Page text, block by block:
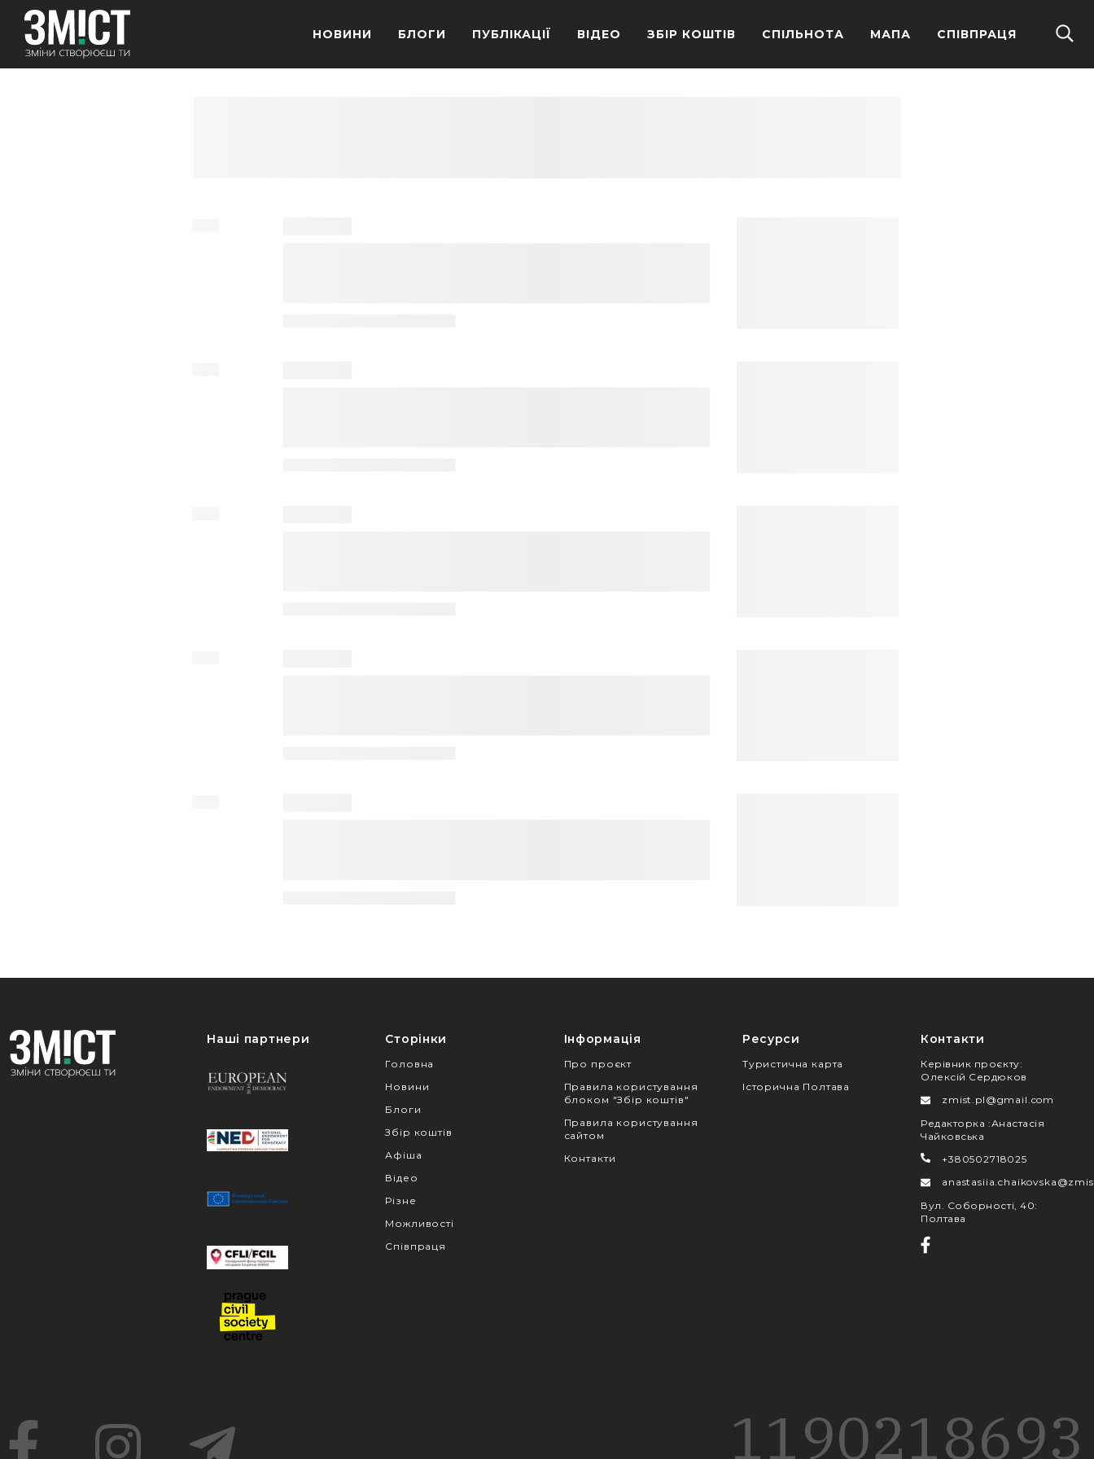
НОВИНИ БЛОГИ ПУБЛІКАЦІЇ ВІДЕО ЗБІР КОШТІВ СПІЛЬНОТА МАПА СПІВПРАЦЯ
Наші партнери Сторінки
Головна
Новини
Блоги
Збір коштів
Афіша
Відео
Різне
Можливості
Співпраця
Інформація
Про проєкт
Правила користування
блоком "Збір коштів"
Правила користування
сайтом
Контакти
Ресурси
Туристична карта
Історична Полтава
Контакти
Керівник проєкту:
Олексій Сердюков
zmist.pl@gmail.com
Редакторка :Анастасія
Чайковська
+380502718025
Вул. Соборності, 40:
Полтава
1190218693